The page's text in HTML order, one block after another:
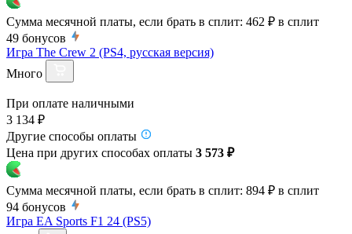
Сумма месячной платы, если брать в сплит: 462 ₽ в сплит
49 бонусов
Игра The Crew 2 (PS4, русская версия)
Много
При оплате наличными
3 134 ₽
Другие способы оплаты
Цена при других способах оплаты 3 573 ₽
Сумма месячной платы, если брать в сплит: 894 ₽ в сплит
94 бонусов
Игра EA Sports F1 24 (PS5)